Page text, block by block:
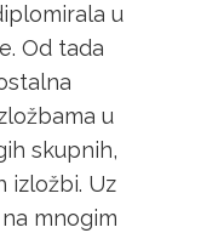
u
Od tada
u
skupnih,
izložbi. Uz
mnogim